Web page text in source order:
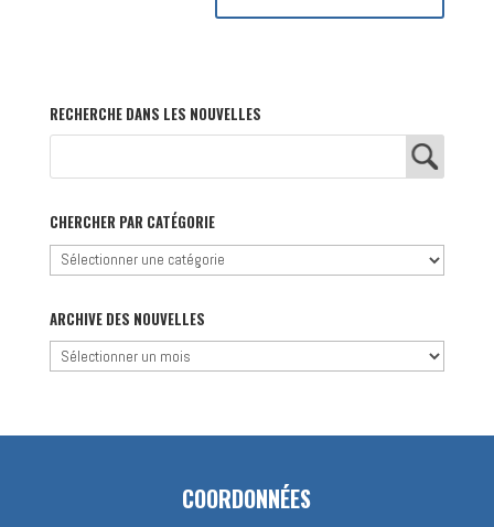
RECHERCHE DANS LES NOUVELLES
CHERCHER PAR CATÉGORIE
Chercher
catégorie
ARCHIVE DES NOUVELLES
Archive
COORDONNÉES